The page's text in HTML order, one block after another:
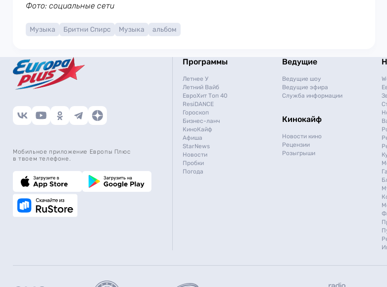
Фото: социальные сети
Музыка Бритни Спирс Музыка альбом
Мобильное приложение Европы Плюс
в твоем телефоне.
Программы
Летнее У
Летний Вайб
ЕвроХит Топ 40
ResiDANCE
Гороскоп
Бизнес-ланч
КиноКайф
Афиша
StarNews
Новости
Пробки
Погода
Ведущие
Ведущие шоу
Ведущие эфира
Служба информации
Кинокайф
Новости кино
Рецензии
Розыгрыши